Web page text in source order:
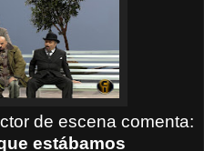
de escena comenta:
estábamos